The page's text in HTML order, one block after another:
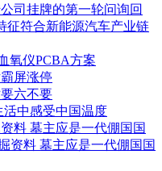
司挂牌的第一轮问询回
征符合新能源汽车产业链
氧仪PCBA方案
屏涨停
六不要
中感受中国温度
料 墓主应是一代倗国国
资料 墓主应是一代倗国国